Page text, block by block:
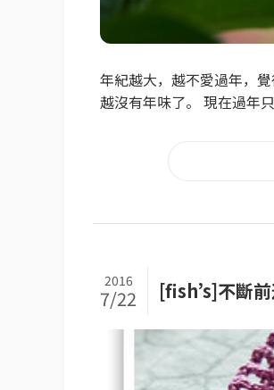
年紀越大，越不愛過年，
越沒有年味了。 現在過年
[fish’s]不斷
2016
7/22